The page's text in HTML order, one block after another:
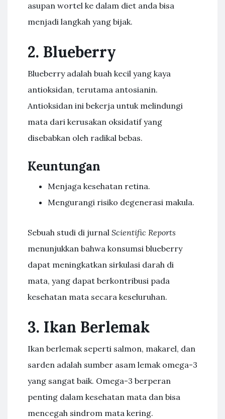
asupan wortel ke dalam diet anda bisa
menjadi langkah yang bijak.
2. Blueberry
Blueberry adalah buah kecil yang kaya
antioksidan, terutama antosianin.
Antioksidan ini bekerja untuk melindungi
mata dari kerusakan oksidatif yang
disebabkan oleh radikal bebas.
Keuntungan
Menjaga kesehatan retina.
Mengurangi risiko degenerasi makula.
Sebuah studi di jurnal Scientific Reports
menunjukkan bahwa konsumsi blueberry
dapat meningkatkan sirkulasi darah di
mata, yang dapat berkontribusi pada
kesehatan mata secara keseluruhan.
3. Ikan Berlemak
Ikan berlemak seperti salmon, makarel, dan
sarden adalah sumber asam lemak omega-3
yang sangat baik. Omega-3 berperan
penting dalam kesehatan mata dan bisa
mencegah sindrom mata kering.